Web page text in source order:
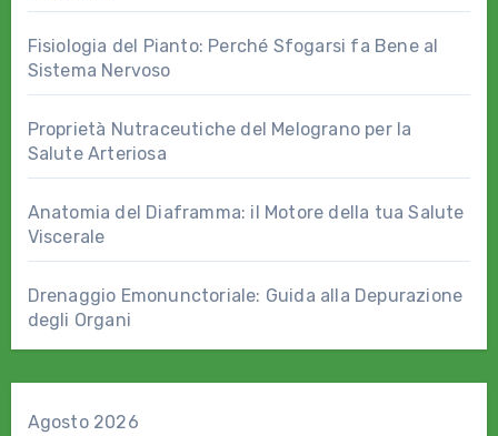
Fisiologia del Pianto: Perché Sfogarsi fa Bene al
Sistema Nervoso
Proprietà Nutraceutiche del Melograno per la
Salute Arteriosa
Anatomia del Diaframma: il Motore della tua Salute
Viscerale
Drenaggio Emonunctoriale: Guida alla Depurazione
degli Organi
Agosto 2026